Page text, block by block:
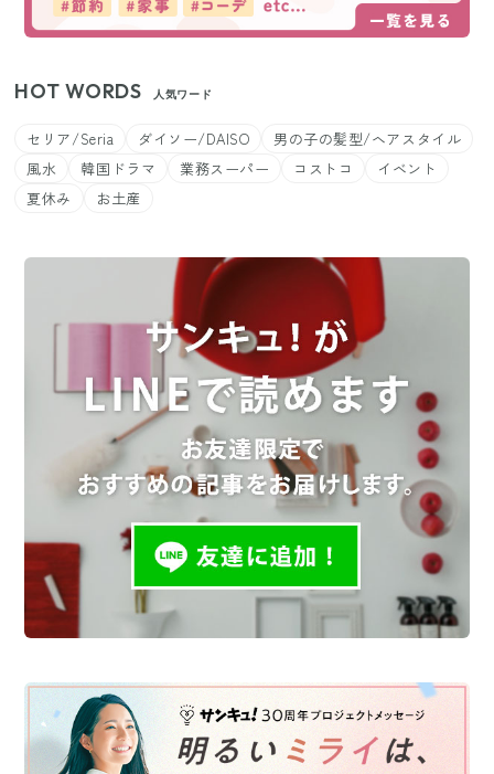
HOT WORDS 人気ワード
セリア/Seria ダイソー/DAISO
男の子の髪型/ヘアスタイル
風水
韓国ドラマ 業務スーパー コストコ
イベント
夏休み
お土産